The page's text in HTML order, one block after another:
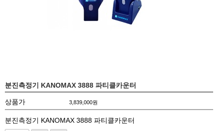
분진측정기 KANOMAX 3888 파티클카운터
상품가 3,839,000원
분진측정기 KANOMAX 3888 파티클카운터